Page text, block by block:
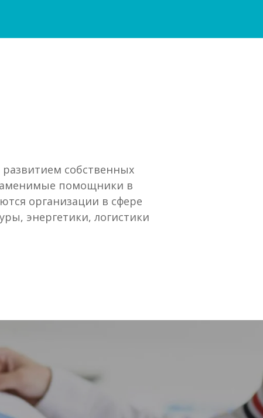
собственных
помощники в
организации в сфере
энергетики, логистики